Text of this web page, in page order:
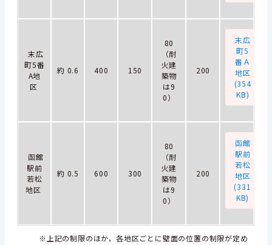
末広
町5番
A地
区
約 0.6 400 150
80
（耐
火建
築物
は9
0）
200
末広
町5
番Ａ
地区
(354
KB)
函館
駅前
若松
地区
約 0.5 600 300
80
（耐
火建
築物
は9
0）
200
函館
駅前
若松
地区
(331
KB)
※上記の制限のほか，各地区ごとに壁面の位置の制限が定め